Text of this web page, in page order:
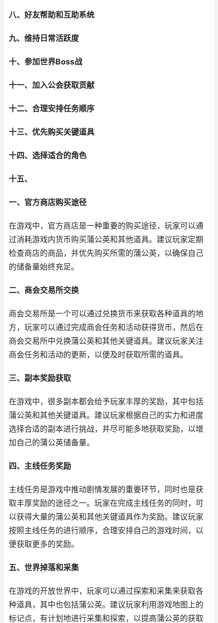
八、好友帮助和互助系统
九、维持日常活跃度
十、参加世界Boss战
十一、加入公会获取贡献
十二、合理安排任务顺序
十三、优先购买关键道具
十四、选择适合的角色
十五、
一、官方商店购买途径
在游戏中，官方商店是一种重要的购买途径，玩家可以通
过消耗游戏内货币购买蒲公英和其他道具。建议玩家定期
检查商店的商品，并优先购买所需的蒲公英，以确保自己
的储备量始终充足。
二、商会交易所交换
商会交易所是一个可以通过兑换货币来获取各种道具的地
方，玩家可以通过完成商会任务和活动获得货币，然后在
商会交易所中兑换蒲公英和其他关键道具。建议玩家关注
商会任务和活动的更新，以便及时获取所需的道具。
三、副本奖励获取
在游戏中，很多副本都会给予玩家丰厚的奖励，其中包括
蒲公英和其他关键道具。建议玩家根据自己的实力和进度
选择合适的副本进行挑战，并尽可能多地获取奖励，以增
加自己的蒲公英储备量。
四、主线任务奖励
主线任务是游戏中推动剧情发展的重要环节，同时也是获
取丰厚奖励的途径之一。玩家在完成主线任务的同时，可
以获得大量的蒲公英和其他关键道具作为奖励。建议玩家
按照主线任务的进行顺序，合理安排自己的游戏时间，以
便获取更多的奖励。
五、世界掉落和采集
在游戏的开放世界中，玩家可以通过探索和采集来获取各
种道具，其中也包括蒲公英。建议玩家利用游戏地图上的
标记点，有计划地进行采集和探索，以提高蒲公英的获取